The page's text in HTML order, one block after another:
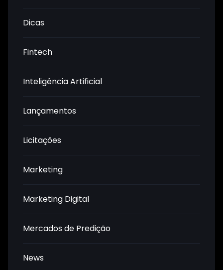
Dicas
Fintech
Inteligência Artificial
Lançamentos
Licitações
Marketing
Marketing Digital
Mercados de Predição
News